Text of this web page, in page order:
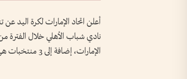
أعلن اتحاد الإمارات لكرة اليد
الإمارات، إضافة إلى 3 منتخبات هي: البحرين وسلطنة عمان وقطر.